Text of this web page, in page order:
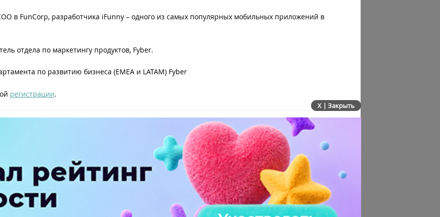
в FunCorp, разработчика iFunny – одного из самых популярных мобильных приложений в
отдела по маркетингу продуктов, Fyber.
по развитию бизнеса (EMEA и LATAM) Fyber
регистрации.
X | Закрыть
ПЕРЕЙТИ НА ПОЛНУЮ ВЕРСИЮ